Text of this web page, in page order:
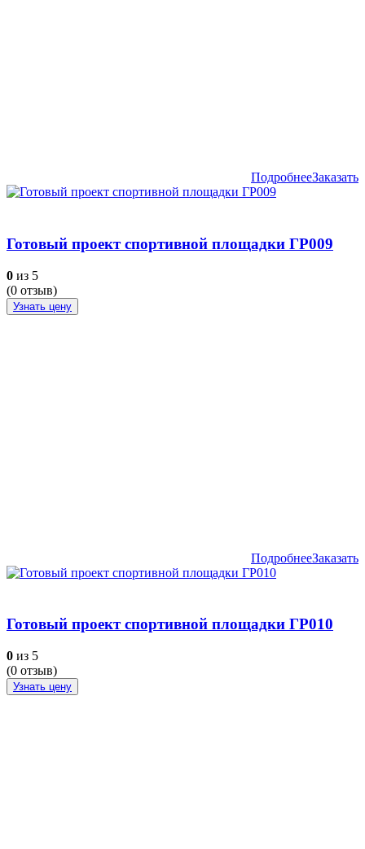
ПодробнееЗаказать
Готовый проект спортивной площадки ГР009
0 из 5
(0 отзыв)
Узнать цену
ПодробнееЗаказать
Готовый проект спортивной площадки ГР010
0 из 5
(0 отзыв)
Узнать цену